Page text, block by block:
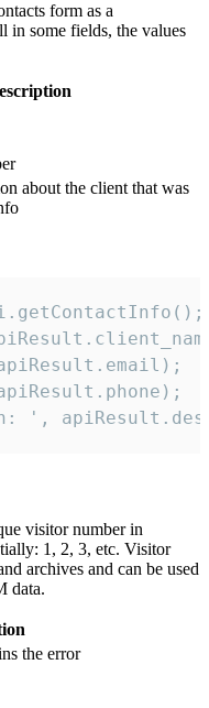
form as a
some fields, the values
about the client that was
',
visitor number in
1, 2, 3, etc. Visitor
archives and can be used
data.
the error